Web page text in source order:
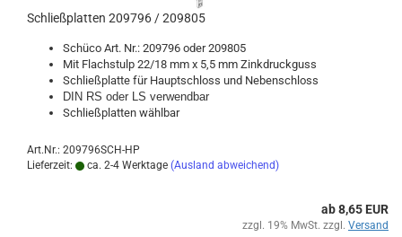
Schließ­plat­ten 209796 / 209805
Schü­co Art. Nr.: 209796 oder 209805
Mit Flachs­tulp 22/18 mm x 5,5 mm Zink­druck­guss
Schließ­plat­te für Haupt­schloss und Ne­ben­schloss
DIN RS oder LS ver­wend­bar
Schließ­plat­ten wähl­bar
Art.Nr.: 209796SCH-HP
Lieferzeit:
ca. 2-4 Werktage (Ausland abweichend)
ab 8,65 EUR
zzgl. 19% MwSt. zzgl. Versand